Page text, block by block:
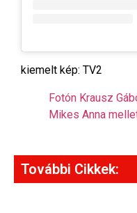
kiemelt kép: TV2
Fotón Krausz
Mikes Anna
További Cikkek: